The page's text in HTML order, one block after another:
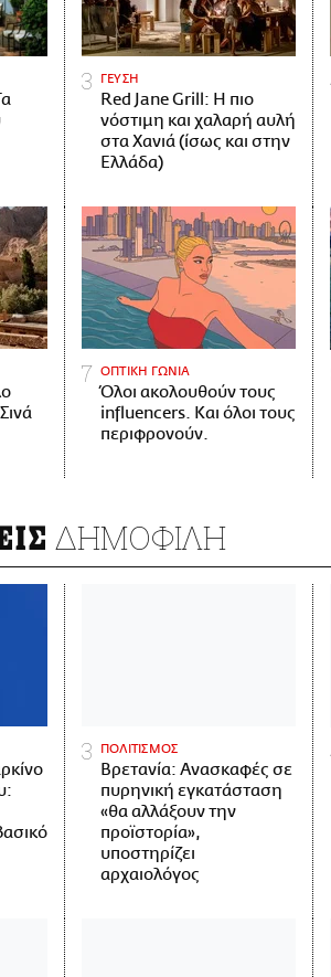
ΓΕΥΣΗ
Red Jane Grill: Η πιο
νόστιμη και χαλαρή αυλή
στα Χανιά (ίσως και στην
Ελλάδα)
ΟΠΤΙΚΗ ΓΩΝΙΑ
Όλοι ακολουθούν τους
influencers. Και όλοι τους
περιφρονούν.
ΔΗΜΟΦΙΛΗ
ΠΟΛΙΤΙΣΜΟΣ
Βρετανία: Ανασκαφές σε
πυρηνική εγκατάσταση
«θα αλλάξουν την
προϊστορία»,
υποστηρίζει
αρχαιολόγος